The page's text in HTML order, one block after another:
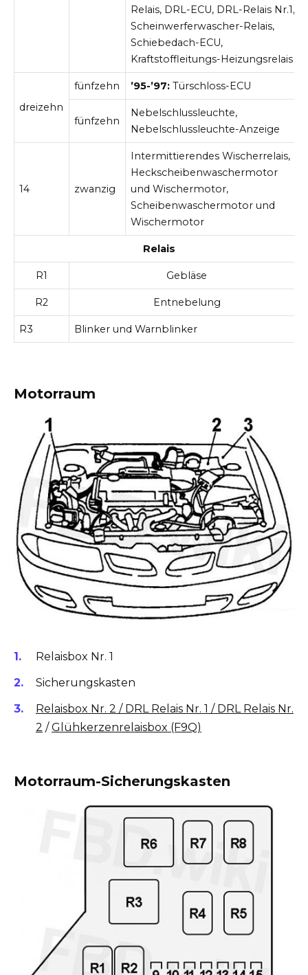
Relais, DRL-ECU, DRL-Relais Nr.1,
Scheinwerferwascher-Relais,
Schiebedach-ECU,
Kraftstoffleitungs-Heizungsrelais
dreizehn
fünfzehn ’95-’97: Türschloss-ECU
fünfzehn
Nebelschlussleuchte,
Nebelschlussleuchte-Anzeige
14 zwanzig
Intermittierendes Wischerrelais,
Heckscheibenwaschermotor
und Wischermotor,
Scheibenwaschermotor und
Wischermotor
Relais
R1 Gebläse
R2 Entnebelung
R3 Blinker und Warnblinker
Motorraum
Relaisbox Nr. 1
Sicherungskasten
Relaisbox Nr. 2 / DRL Relais Nr. 1 / DRL Relais Nr.
2 /Glühkerzenrelaisbox (F9Q)
Motorraum-Sicherungskasten